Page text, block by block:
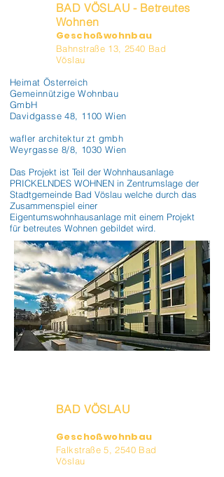
BAD VÖSLAU - Betreutes
Wohnen
Geschoßwohnbau
Bahnstraße 13, 2540 Bad
Vöslau
Heimat Österreich
Gemeinnützige Wohnbau
GmbH
Davidgasse 48, 1100 Wien
wafler architektur zt gmbh
Weyrgasse 8/8, 1030 Wien
Das Projekt ist Teil der Wohnhausanlage
PRICKELNDES WOHNEN in Zentrumslage der
Stadtgemeinde Bad Vöslau welche durch das
Zusammenspiel einer
Eigentumswohnhausanlage mit einem Projekt
für betreutes Wohnen gebildet wird.
BAD VÖSLAU
Geschoßwohnbau
Falkstraße 5, 2540 Bad
Vöslau